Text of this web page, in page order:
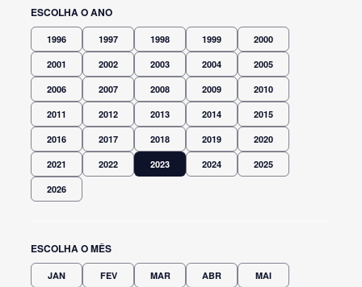
ESCOLHA O ANO
1996 1997 1998 1999 2000
2001 2002 2003 2004 2005
2006 2007 2008 2009 2010
2011 2012 2013 2014 2015
2016 2017 2018 2019 2020
2021 2022 2023 2024 2025
2026
ESCOLHA O MÊS
JAN FEV MAR ABR MAI